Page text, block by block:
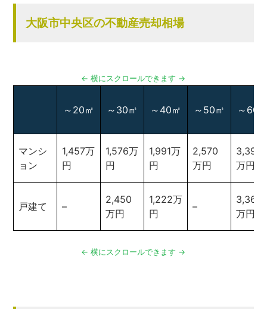
大阪市中央区の不動産売却相場
～20㎡ ～30㎡ ～40㎡ ～50㎡ ～60
マンシ
ョン
1,457万
円
1,576万
円
1,991万
円
2,570
万円
3,399
万円
戸建て –
2,450
万円
1,222万
円
–
3,367
万円